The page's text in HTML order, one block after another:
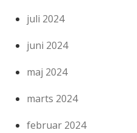
juli 2024
juni 2024
maj 2024
marts 2024
februar 2024